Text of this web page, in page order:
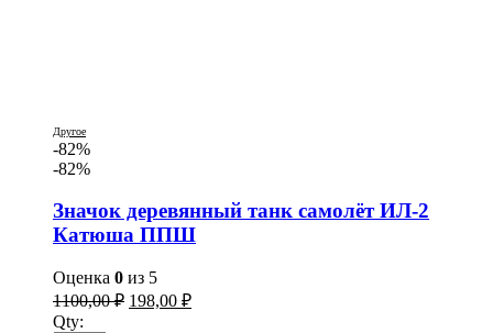
Другое
-82%
-82%
Значок деревянный танк самолёт ИЛ-2
Катюша ППШ
Оценка 0 из 5
1100,00₽ 198,00 ₽
Qty: